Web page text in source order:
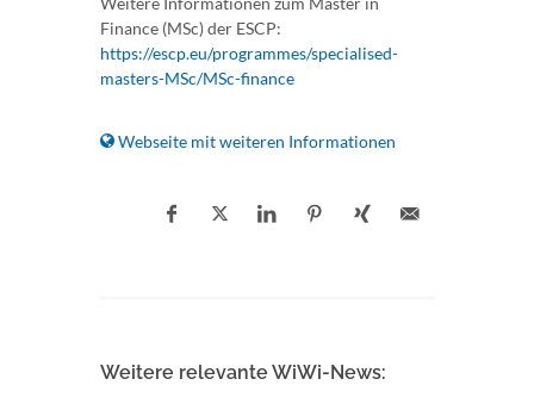
Finance (MSc) der ESCP:
https://escp.eu/programmes/specialised-
masters-MSc/MSc-finance
Webseite mit weiteren Informationen
Weitere relevante WiWi-News: